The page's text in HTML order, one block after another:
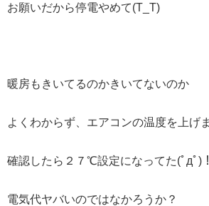
お願いだから停電やめて(T_T)
暖房もきいてるのかきいてないのか
よくわからず、エアコンの温度を上げ
確認したら２７℃設定になってた(ﾟдﾟ)！
電気代ヤバいのではなかろうか？